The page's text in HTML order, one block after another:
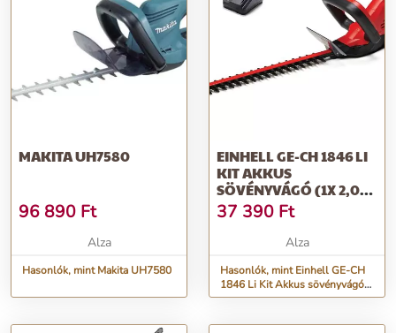
MAKITA UH7580
96 890 Ft
Alza
Hasonlók, mint Makita UH7580
EINHELL GE-CH 1846 LI
KIT AKKUS
SÖVÉNYVÁGÓ (1X 2,0
AH)
37 390 Ft
Alza
Hasonlók, mint Einhell GE-CH
1846 Li Kit Akkus sövényvágó
(1x 2,0 Ah)